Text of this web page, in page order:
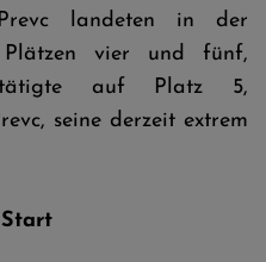
landeten in der
Plätzen vier und fünf,
auf Platz 5,
seine derzeit extrem